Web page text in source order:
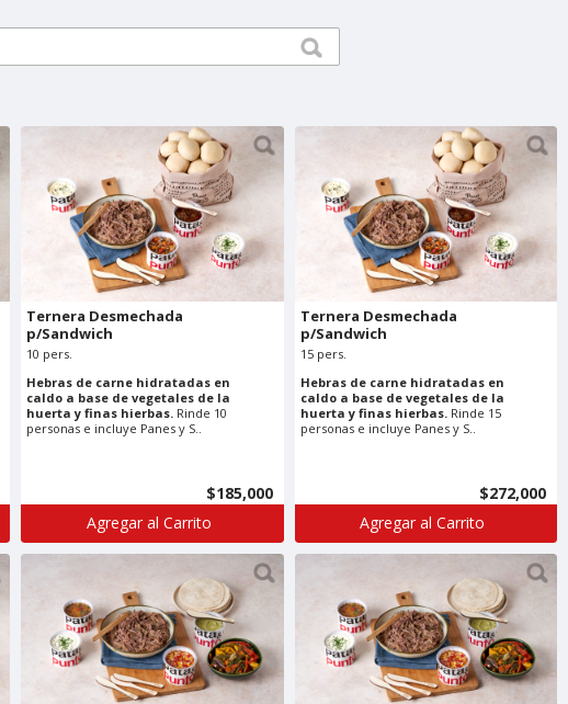
Ternera Desmechada
p/Sandwich
10 pers.
Hebras de carne hidratadas en
caldo a base de vegetales de la
huerta y finas hierbas. Rinde 10
personas e incluye Panes y S..
$185,000
Agregar al Carrito
Ternera Desmechada
p/Sandwich
15 pers.
Hebras de carne hidratadas en
caldo a base de vegetales de la
huerta y finas hierbas. Rinde 15
personas e incluye Panes y S..
$272,000
Agregar al Carrito